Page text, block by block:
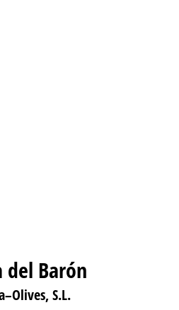
del Barón
S.L.